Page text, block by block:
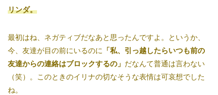
リンダ。
最初はね、ネガティブだなあと思ったんですよ。というか、
今、友達が目の前にいるのに
「私、引っ越したらいつも前の
友達からの連絡はブロックするの」 だなんて普通は言わない
（笑）。このときのイリナの切なそうな表情は可哀想でした
ね。